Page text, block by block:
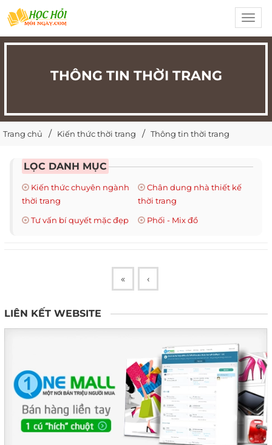
THÔNG TIN THỜI TRANG
Trang chủ Kiến thức thời trang Thông tin thời trang
LỌC DANH MỤC
Kiến thức chuyên ngành
thời trang
Chân dung nhà thiết kế
thời trang
Tư vấn bí quyết mặc đẹp
Phối - Mix đồ
« ‹
LIÊN KẾT WEBSITE